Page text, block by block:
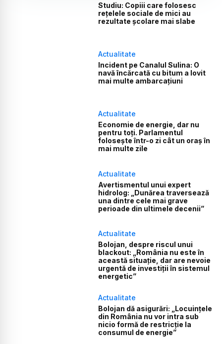
Studiu: Copiii care folosesc
rețelele sociale de mici au
rezultate școlare mai slabe
Actualitate
Incident pe Canalul Sulina: O
navă încărcată cu bitum a lovit
mai multe ambarcațiuni
Actualitate
Economie de energie, dar nu
pentru toți. Parlamentul
folosește într-o zi cât un oraș în
mai multe zile
Actualitate
Avertismentul unui expert
hidrolog: „Dunărea traversează
una dintre cele mai grave
perioade din ultimele decenii”
Actualitate
Bolojan, despre riscul unui
blackout: „România nu este în
această situație, dar are nevoie
urgentă de investiții în sistemul
energetic”
Actualitate
Bolojan dă asigurări: „Locuințele
din România nu vor intra sub
nicio formă de restricție la
consumul de energie”